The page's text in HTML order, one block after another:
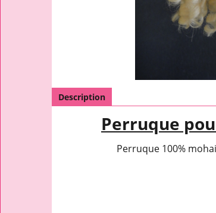
Description
Perruque
Perruque 100%